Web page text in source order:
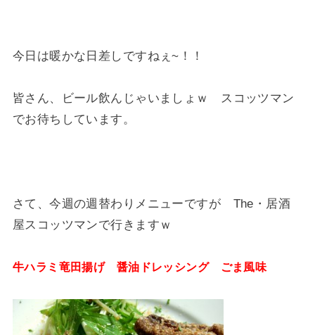
今日は暖かな日差しですねぇ~！！
皆さん、ビール飲んじゃいましょｗ スコッツマン
でお待ちしています。
さて、今週の週替わりメニューですが The・居酒
屋スコッツマンで行きますｗ
牛ハラミ竜田揚げ 醤油ドレッシング ごま風味